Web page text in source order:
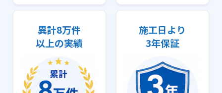
異計8万件
以上の実績
施工日より
3年保証